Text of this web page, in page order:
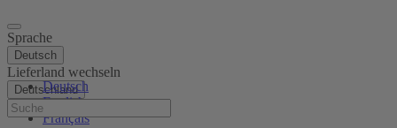
Sprache
Deutsch
Deutsch
English
Français
Lieferland wechseln
Deutschland
Hilfe